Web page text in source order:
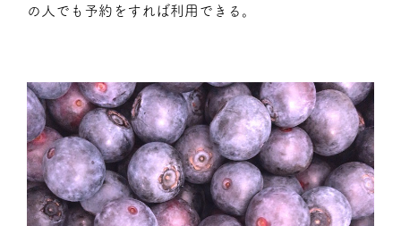
の人でも予約をすれば利用できる。